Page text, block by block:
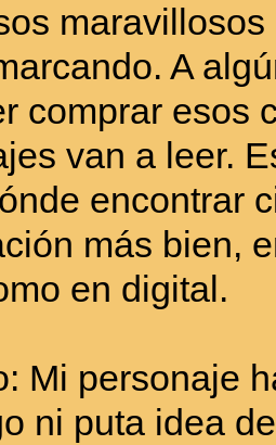
A
comprar esos
van a leer.
encontrar
más bien,
en digital.
Mi personaje
ni puta idea